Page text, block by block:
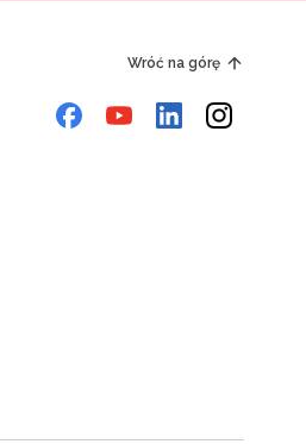
Wróć na górę